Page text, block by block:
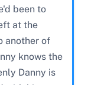
been to
at the
another of
knows the
Danny is